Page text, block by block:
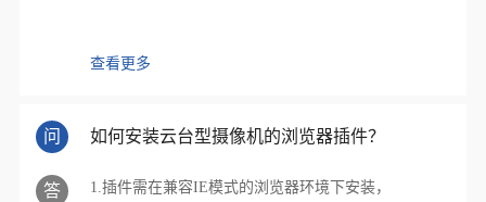
查看更多
问 如何安装云台型摄像机的浏览器插件？
答
1.插件需在兼容IE模式的浏览器环境下安装，